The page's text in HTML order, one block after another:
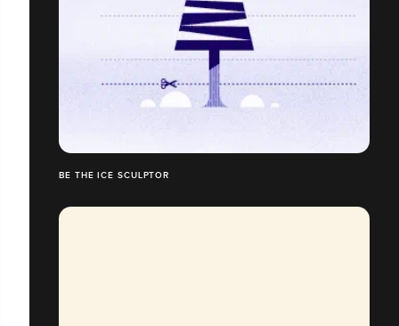
BE THE ICE SCULPTOR